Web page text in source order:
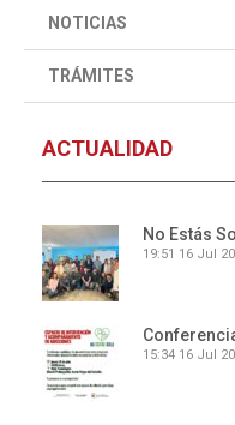
NOTICIAS
TRÁMITES
ACTUALIDAD
No Estás
19:51 16 Jul
15:34 16 Jul